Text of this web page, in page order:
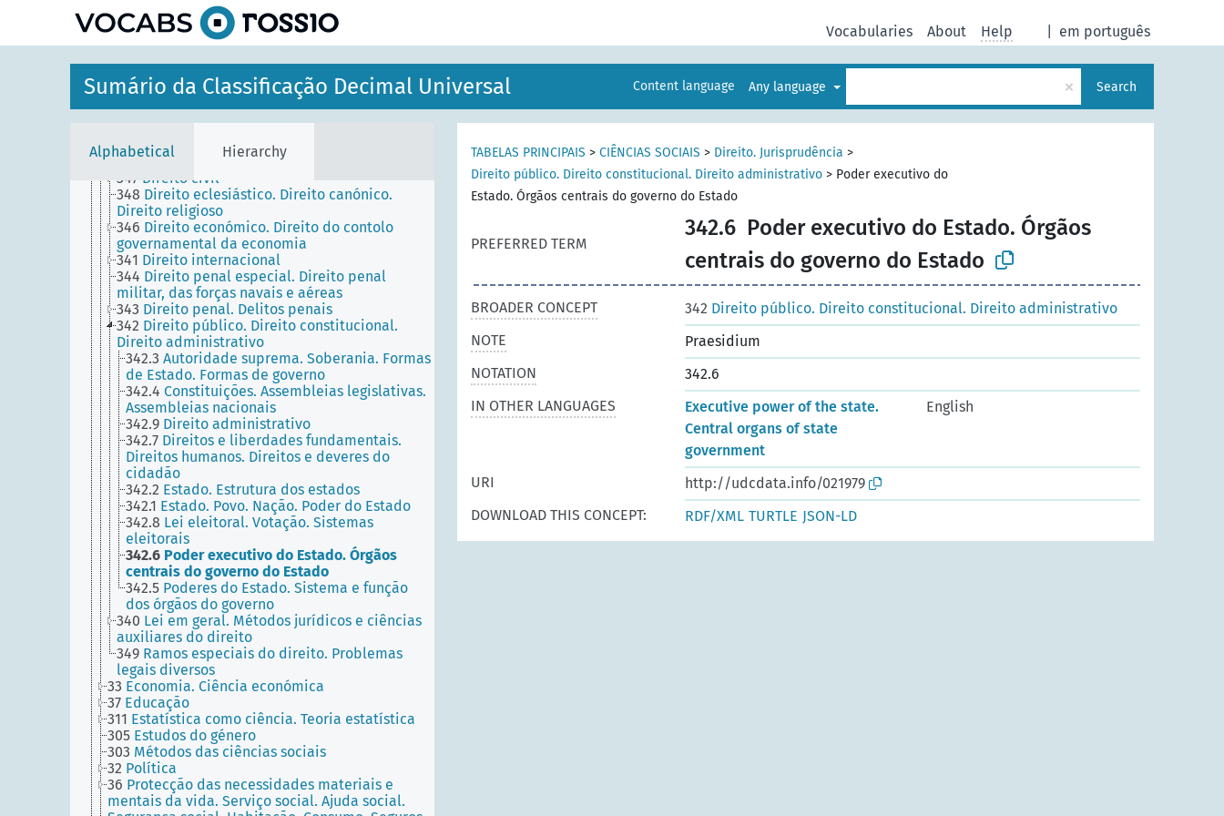
em português
Vocabularies About Help
Sumário da Classificação Decimal Universal Content language Any language × Search
Alphabetical Hierarchy
INFORMÁTICA. INFORMAÇÃO. DOCUMENTAÇÃO.
BIBLIOTECONOMIA. INSTITUIÇÕES. PUBLICAÇÕES
6 CIÊNCIAS APLICADAS. MEDICINA. TECNOLOGIA
3 CIÊNCIAS SOCIAIS
35 Administração pública. Governo. Assuntos
militares
39 Antropologia cultural. Etnologia. Etnografia.
Usos e costumes. Tradições. Modo de vida.
Folclore
34 Direito. Jurisprudência
347 Direito civil
348 Direito eclesiástico. Direito canónico.
Direito religioso
346 Direito económico. Direito do contolo
governamental da economia
341 Direito internacional
344 Direito penal especial. Direito penal
militar, das forças navais e aéreas
343 Direito penal. Delitos penais
342 Direito público. Direito constitucional.
Direito administrativo
342.3 Autoridade suprema. Soberania. Formas
de Estado. Formas de governo
342.4 Constituições. Assembleias legislativas.
Assembleias nacionais
342.9 Direito administrativo
342.7 Direitos e liberdades fundamentais.
Direitos humanos. Direitos e deveres do
cidadão
342.2 Estado. Estrutura dos estados
342.1 Estado. Povo. Nação. Poder do Estado
342.8 Lei eleitoral. Votação. Sistemas
eleitorais
342.6 Poder executivo do Estado. Órgãos
centrais do governo do Estado
342.5 Poderes do Estado. Sistema e função
dos órgãos do governo
340 Lei em geral. Métodos jurídicos e ciências
auxiliares do direito
349 Ramos especiais do direito. Problemas
legais diversos
33 Economia. Ciência económica
37 Educação
311 Estatística como ciência. Teoria estatística
305 Estudos do género
303 Métodos das ciências sociais
32 Política
36 Protecção das necessidades materiais e
mentais da vida. Serviço social. Ajuda social.
TABELAS PRINCIPAIS > CIÊNCIAS SOCIAIS > Direito. Jurisprudência >
Direito público. Direito constitucional. Direito administrativo > Poder executivo do
Estado. Órgãos centrais do governo do Estado
PREFERRED TERM
342.6 Poder executivo do Estado. Órgãos
centrais do governo do Estado
BROADER CONCEPT 342 Direito público. Direito constitucional. Direito administrativo
NOTE
Praesidium
NOTATION
342.6
IN OTHER LANGUAGES
Executive power of the state.
Central organs of state
government
English
URI
http://udcdata.info/021979
DOWNLOAD THIS CONCEPT:
RDF/XML TURTLE JSON-LD